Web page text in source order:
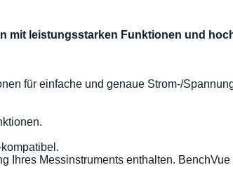
mit leistungsstarken Funktionen und
für einfache und genaue Strom-/
Ihres Messinstruments enthalten.